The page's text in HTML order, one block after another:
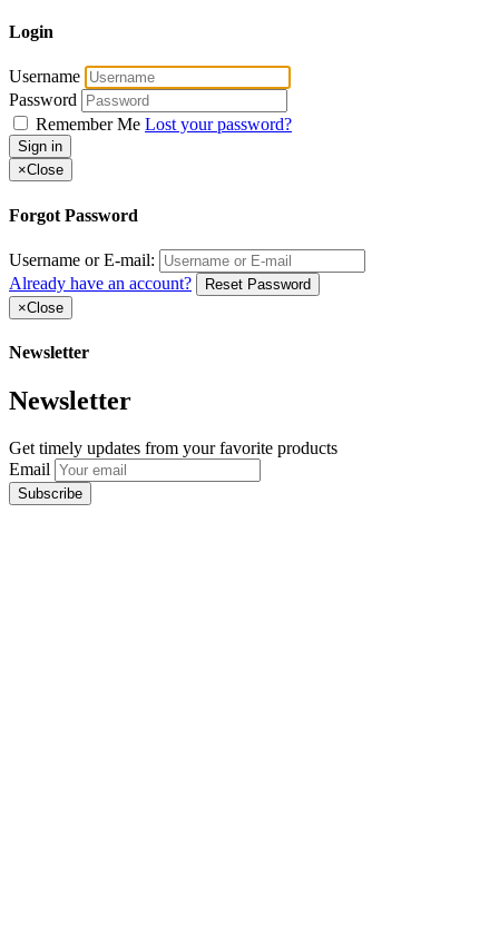
macbook
naturala husa piele zenbook
macbooknaturalapiele
Login
Username
Password
Remember Me Lost your password?
Sign in
×Close
Forgot Password
Username or E-mail:
Already have an account?
Reset Password
×Close
Newsletter
Newsletter
Get timely updates from your favorite products
Email
Subscribe